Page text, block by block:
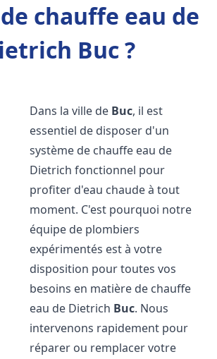
chauffe eau de
Buc ?
Dans la ville de Buc, il est
essentiel de disposer d'un
système de chauffe eau de
Dietrich fonctionnel pour
profiter d'eau chaude à tout
moment. C'est pourquoi notre
équipe de plombiers
expérimentés est à votre
disposition pour toutes vos
besoins en matière de chauffe
eau de Dietrich Buc. Nous
intervenons rapidement pour
réparer ou remplacer votre